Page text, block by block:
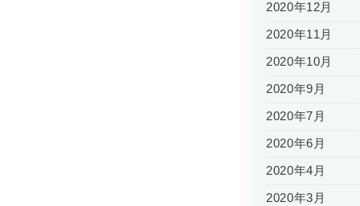
2020年12月
2020年11月
2020年10月
2020年9月
2020年7月
2020年6月
2020年4月
2020年3月